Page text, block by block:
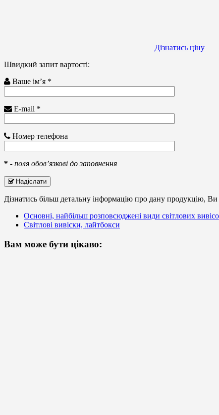
Дізнатись ціну
Швидкий запит вартості:
Ваше ім’я *
E-mail *
Номер телефона
* - поля обов’язкові до заповнення
Надіслати
Дізнатись більш детальну інформацію про дану продукцію, Ви
Основні, найбільш розповсюджені види світлових
Світлові вивіски, лайтбокси
Вам може бути цікаво: